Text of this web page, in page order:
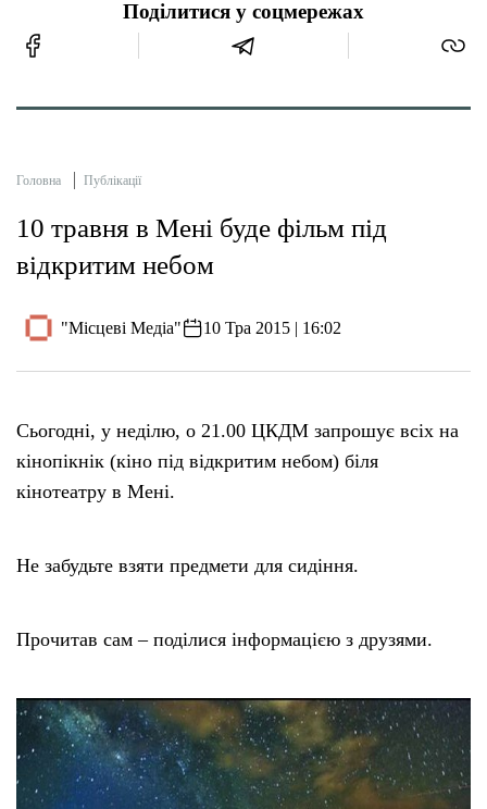
Поділитися у соцмережах
Головна Публікації
10 травня в Мені буде фільм під
відкритим небом
"Місцеві Медіа" 10 Тра 2015 | 16:02
Сьогодні, у неділю, о 21.00 ЦКДМ запрошує всіх на
кінопікнік (кіно під відкритим небом) біля
кінотеатру в Мені.
Не забудьте взяти предмети для сидіння.
Прочитав сам – поділися інформацією з друзями.